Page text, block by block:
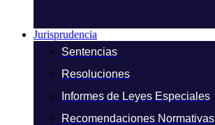
Jurisprudencia
Sentencias
Resoluciones
Informes de Leyes Especiales
Recomendaciones Normativas